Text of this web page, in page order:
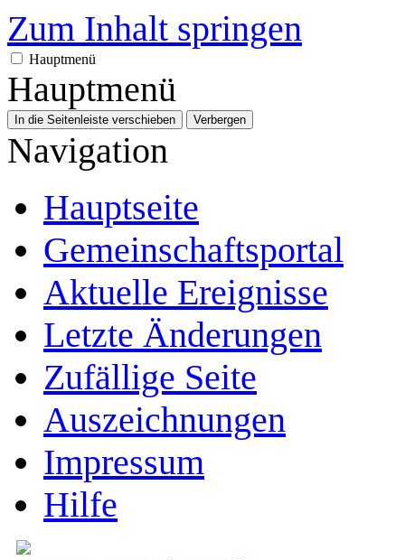
Zum Inhalt springen
Hauptmenü
Hauptmenü
In die Seitenleiste verschieben Verbergen
Navigation
Hauptseite
Gemeinschafts­portal
Aktuelle Ereignisse
Letzte Änderungen
Zufällige Seite
Auszeichnungen
Impressum
Hilfe